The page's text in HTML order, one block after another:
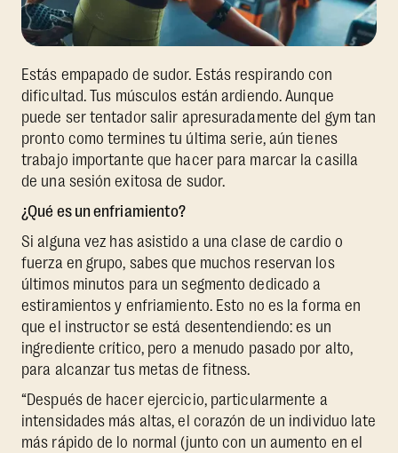
Estás empapado de sudor. Estás respirando con
dificultad. Tus músculos están ardiendo. Aunque
puede ser tentador salir apresuradamente del gym tan
pronto como termines tu última serie, aún tienes
trabajo importante que hacer para marcar la casilla
de una sesión exitosa de sudor.
¿Qué es un enfriamiento?
Si alguna vez has asistido a una clase de cardio o
fuerza en grupo, sabes que muchos reservan los
últimos minutos para un segmento dedicado a
estiramientos y enfriamiento. Esto no es la forma en
que el instructor se está desentendiendo: es un
ingrediente crítico, pero a menudo pasado por alto,
para alcanzar tus metas de fitness.
“Después de hacer ejercicio, particularmente a
intensidades más altas, el corazón de un individuo late
más rápido de lo normal (junto con un aumento en el